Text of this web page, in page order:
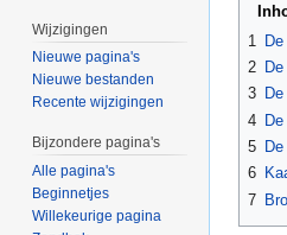
1
2
3
4
5
6
7
Wijzigingen
Nieuwe pagina's
Nieuwe bestanden
Recente wijzigingen
Bijzondere pagina's
Alle pagina's
Beginnetjes
Willekeurige pagina